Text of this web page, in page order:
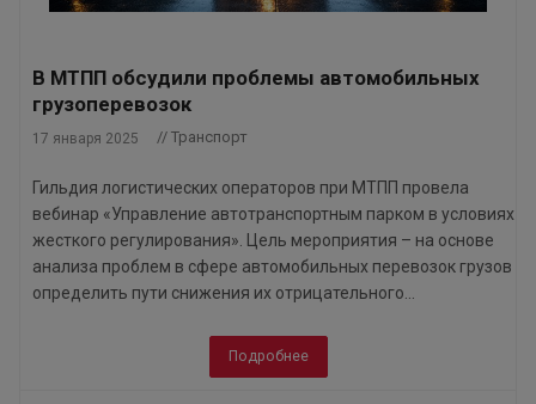
В МТПП обсудили проблемы автомобильных
грузоперевозок
17 января 2025 // Транспорт
Гильдия логистических операторов при МТПП провела
вебинар «Управление автотранспортным парком в условиях
жесткого регулирования». Цель мероприятия – на основе
анализа проблем в сфере автомобильных перевозок грузов
определить пути снижения их отрицательного...
Подробнее